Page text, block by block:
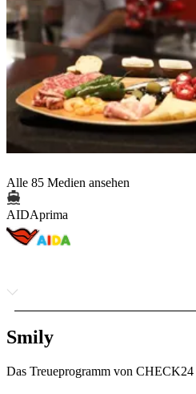
Alle 85 Medien ansehen
AIDAprima
Smily
Das Treueprogramm von CHECK24